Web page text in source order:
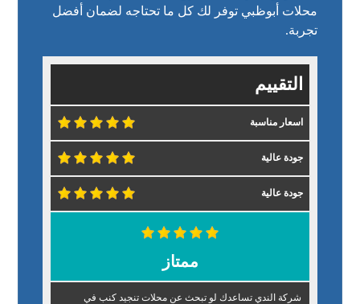
محلات أبوظبي توفر لك كل ما تحتاجه لضمان أفضل
تجربة.
التقييم
اسعار مناسبة
جودة عالية
جودة عالية
ممتاز
شركة الندي تساعدك لو تبحث عن محلات تنجيد كنب في